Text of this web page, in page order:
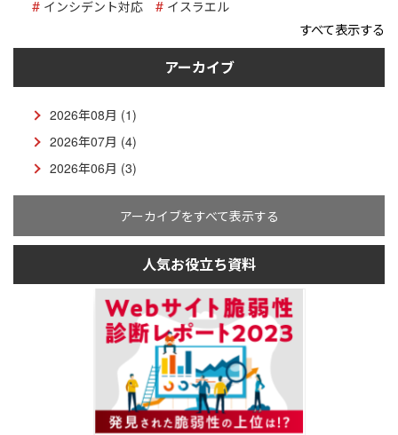
インシデント対応 イスラエル
すべて表示する
アーカイブ
2026年08月 (1)
2026年07月 (4)
2026年06月 (3)
アーカイブをすべて表示する
人気お役立ち資料